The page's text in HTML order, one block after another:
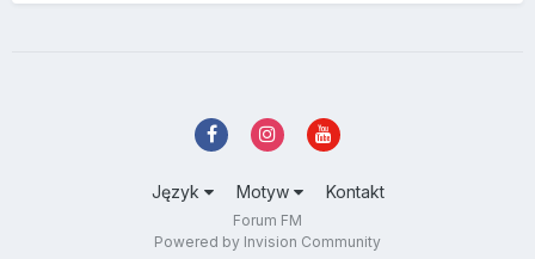
Język Motyw Kontakt
Forum FM
Powered by Invision Community